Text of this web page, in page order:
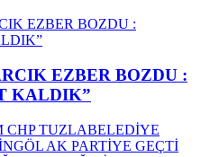
EZBER BOZDU :
KALDIK”